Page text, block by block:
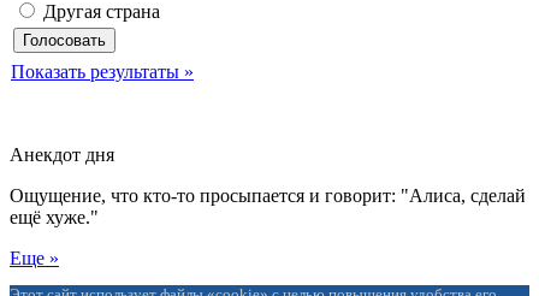
Другая страна
Показать результаты »
Анекдот дня
Ощущение, что кто-то просыпается и говорит: "Алиса, сделай
ещё хуже."
Еще »